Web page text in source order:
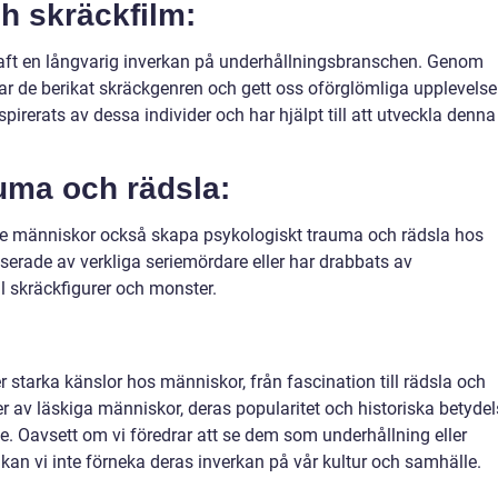
skräckfilm:
en långvarig inverkan på underhållningsbranschen. Genom
de berikat skräckgenren och gett oss oförglömliga
av dessa individer och har hjälpt till att utveckla denna
och rädsla:
människor också skapa psykologiskt trauma och rädsla hos
av verkliga seriemördare eller har drabbats av
och monster.
starka känslor hos människor, från fascination till rädsla och
av läskiga människor, deras popularitet och historiska
Oavsett om vi föredrar att se dem som underhållning eller
vi inte förneka deras inverkan på vår kultur och samhälle.